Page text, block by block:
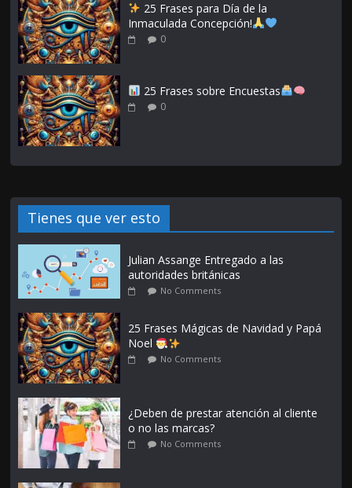
25 Frases para Día de la
Inmaculada Concepción!
0
25 Frases sobre Encuestas
0
Tienes que ver esto
Julian Assange Entregado a las
autoridades británicas
No Comments
25 Frases Mágicas de Navidad y Papá
Noel
No Comments
¿Deben de prestar atención al cliente
o no las marcas?
No Comments